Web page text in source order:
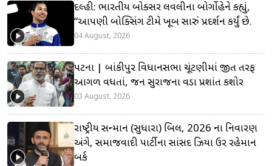
દિલ્હી: ભારતીય બોક્સર લવલીના બોર્ગોહેને કહ્યું,
“આપણી બોક્સિંગ ટીમે ખૂબ સારું પ્રદર્શન કર્યું છે.
04 August, 2026
પટના | બાંકીપુર વિધાનસભા ચૂંટણીમાં જીત તરફ
આગળ વધતાં, જન સુરાજના વડા પ્રશાંત કિશોર
03 August, 2026
રાષ્ટ્રીય સન્માન (સુધારા) બિલ, 2026 ના નિવારણ
અંગે, સમાજવાદી પાર્ટીના સાંસદ ઝિયા ઉર રહેમાન
બર્ક